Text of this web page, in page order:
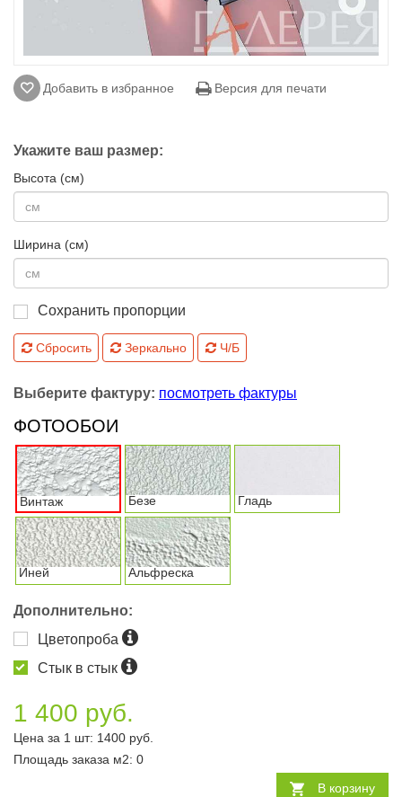
Добавить в избранное Версия для печати
Укажите ваш размер:
Высота (см)
Ширина (см)
Сохранить пропорции
Сбросить Зеркально Ч/Б
Выберите фактуру: посмотреть фактуры
ФОТООБОИ
Винтаж Безе Гладь
Иней Альфреска
Дополнительно:
Цветопроба
Стык в стык
1 400 руб.
Цена за 1 шт: 1400 руб.
Площадь заказа м2: 0
В корзину